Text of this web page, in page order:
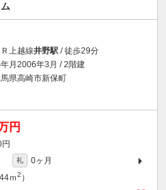
Ｒ上越線井野駅 / 徒歩29分
月2006年3月 / 2階建
県高崎市新保町
円
礼
0ヶ月
ｍ2 ）